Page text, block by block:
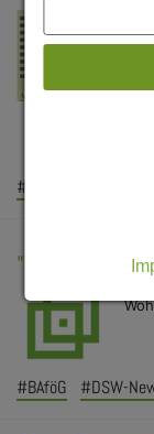
#Kultur
„Brechen Sie
#BAföG #DSW-